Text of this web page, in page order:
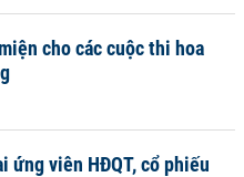
cho các cuộc thi hoa
ứng viên HĐQT, cổ phiếu